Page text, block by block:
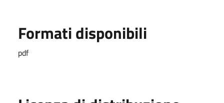
Formati disponibili
pdf